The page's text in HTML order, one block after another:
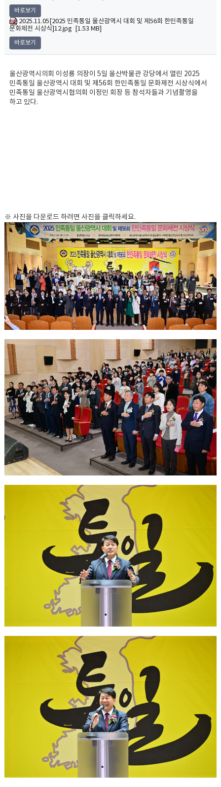
바로보기
2025.11.05[2025 민족통일 울산광역시 대회 및 제56회 한민족통일
문화제전 시상식]12.jpg [1.53 MB]
바로보기
울산광역시의회 이성룡 의장이 5일 울산박물관 강당에서 열린 2025
민족통일 울산광역시 대회 및 제56회 한민족통일 문화제전 시상식에서
민족통일 울산광역시협의회 이정민 회장 등 참석자들과 기념촬영을
하고 있다.
※ 사진을 다운로드 하려면 사진을 클릭하세요.